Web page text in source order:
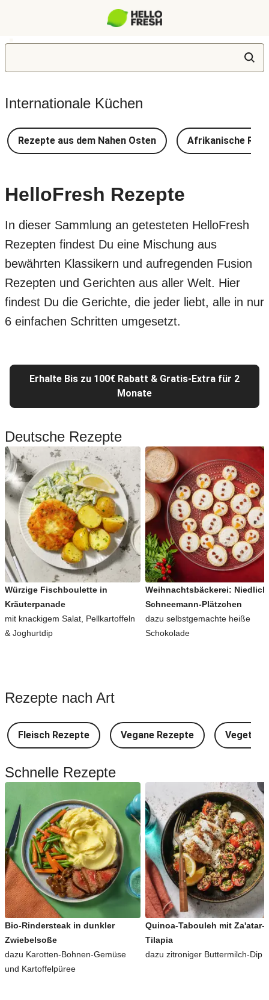
Internationale Küchen
Rezepte aus dem Nahen Osten Afrikanische
HelloFresh Rezepte
In dieser Sammlung an getesteten HelloFresh
Rezepten findest Du eine Mischung aus
bewährten Klassikern und aufregenden Fusion
Rezepten und Gerichten aus aller Welt. Hier
findest Du die Gerichte, die jeder liebt, alle in nur
6 einfachen Schritten umgesetzt.
Erhalte Bis zu 100€ Rabatt & Gratis-Extra für 2
Monate
Deutsche Rezepte
Würzige Fischboulette in
Kräuterpanade
mit knackigem Salat, Pellkartoffeln
& Joghurtdip
Weihnachtsbäckerei:
Schneemann-Plätzchen
dazu selbstgemachte heiße
Schokolade
Rezepte nach Art
Fleisch Rezepte Vegane Rezepte
Schnelle Rezepte
Bio-Rindersteak in dunkler
Zwiebelsoße
dazu Karotten-Bohnen-Gemüse
und Kartoffelpüree
Quinoa-Tabouleh mit Za'atar-
Tilapia
dazu zitroniger Buttermilch-Dip